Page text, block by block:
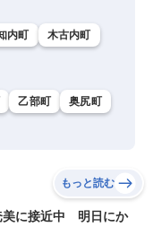
内町
木古内町
乙部町
奥尻町
もっと読む
美に接近中 明日にか